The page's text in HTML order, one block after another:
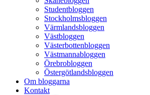
Studentbloggen
Stockholmsbloggen
Värmlandsbloggen
Västbloggen
Västerbottenbloggen
Västmannabloggen
Örebrobloggen
Östergötlandsbloggen
Om bloggarna
Kontakt